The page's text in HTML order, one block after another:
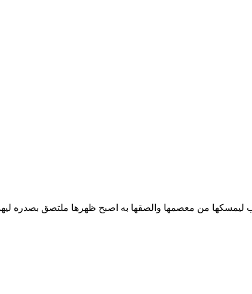
ليمسكها من معصمها والصقها به اصبح ظهرها ملتصق بصدره